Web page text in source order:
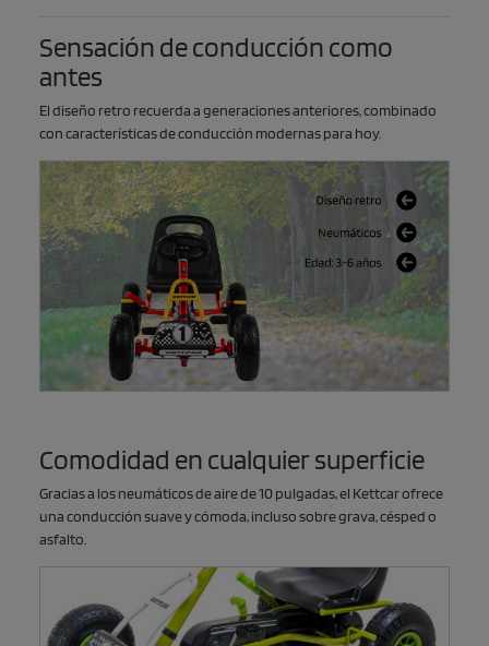
Sensación de conducción como
antes
El diseño retro recuerda a generaciones anteriores, combinado
con características de conducción modernas para hoy.
Comodidad en cualquier superficie
Gracias a los neumáticos de aire de 10 pulgadas, el Kettcar ofrece
una conducción suave y cómoda, incluso sobre grava, césped o
asfalto.